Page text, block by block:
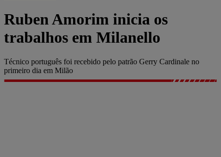
Ruben Amorim inicia os
trabalhos em Milanello
Técnico português foi recebido pelo patrão Gerry Cardinale no
primeiro dia em Milão